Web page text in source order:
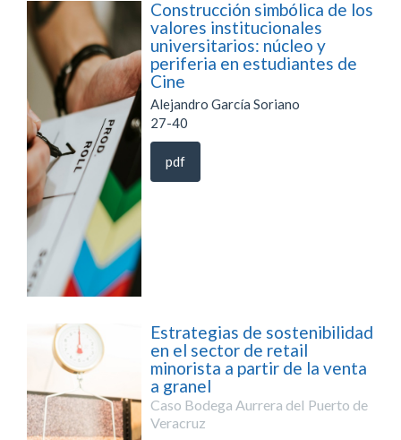
Construcción simbólica de los
valores institucionales
universitarios: núcleo y
periferia en estudiantes de
Cine
Alejandro García Soriano
27-40
pdf
Estrategias de sostenibilidad
en el sector de retail
minorista a partir de la venta
a granel
Caso Bodega Aurrera del Puerto de
Veracruz